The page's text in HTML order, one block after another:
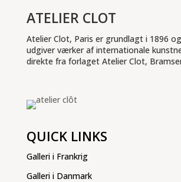
ATELIER CLOT
Atelier Clot, Paris er grundlagt i 1896
udgiver værker af internationale
direkte fra forlaget Atelier Clot,
QUICK LINKS
Galleri i Frankrig
Galleri i Danmark